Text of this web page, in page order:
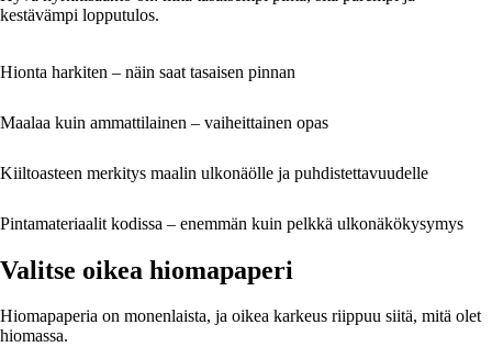
kestävämpi lopputulos.
Hionta harkiten – näin saat tasaisen pinnan
Maalaa kuin ammattilainen – vaiheittainen opas
Kiiltoasteen merkitys maalin ulkonäölle ja puhdistettavuudelle
Pintamateriaalit kodissa – enemmän kuin pelkkä ulkonäkökysymys
Valitse oikea hiomapaperi
Hiomapaperia on monenlaista, ja oikea karkeus riippuu siitä, mitä olet
hiomassa.